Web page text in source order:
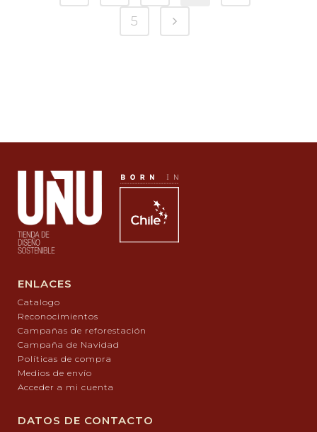
5
ENLACES
Catalogo
Reconocimientos
Campañas de reforestación
Campaña de Navidad
Políticas de compra
Medios de envío
Acceder a mi cuenta
DATOS DE CONTACTO